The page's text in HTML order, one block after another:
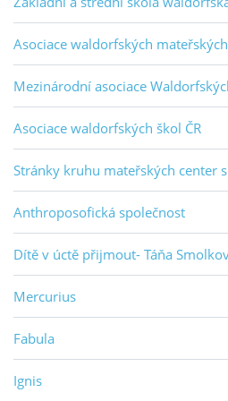
Asociace waldorfských
Mezinárodní asociace
Asociace waldorfských škol ČR
Stránky kruhu mateřských center
Anthroposofická společnost
Dítě v úctě přijmout- Táňa
Mercurius
Fabula
Ignis